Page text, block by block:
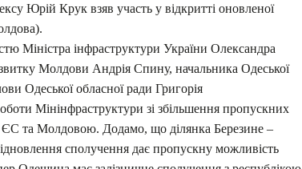
Юрій Крук взяв участь у відкритті оновленої
Міністра інфраструктури України Олександра
Молдови Андрія Спину, начальника Одеської
Одеської обласної ради Григорія
Мінінфраструктури зі збільшення пропускних
ЄС та Молдовою. Додамо, що ділянка Березине –
сполучення дає пропускну можливість